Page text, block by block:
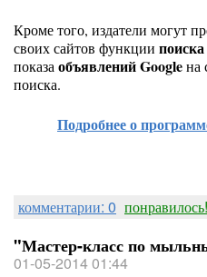
Кроме того, издатели могут
своих сайтов функции
показа объявлений Googleна
поиска.
Подробнее о
комментарии: 0 понравилось!
"Мастер-класс по
01-05-2014 01:44